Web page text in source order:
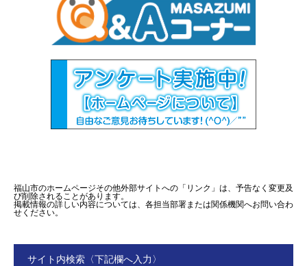
福山市のホームページその他外部サイトへの「リンク」は、予告なく変更及
び削除されることがあります。
掲載情報の詳しい内容については、各担当部署または関係機関へお問い合わ
せください。
サイト内検索〈下記欄へ入力〉